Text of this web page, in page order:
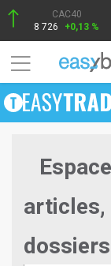
CAC40
8 726
+0,13 %
articles,
dossiers